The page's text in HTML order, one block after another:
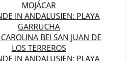
MOJÁCAR
IN ANDALUSIEN: PLAYA
GARRUCHA
BEI SAN JUAN DE
LOS TERREROS
IN ANDALUSIEN: PLAYA